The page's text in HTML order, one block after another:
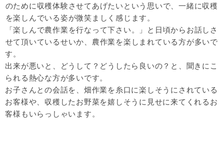
のために収穫体験させてあげたいという思いで、一緒に収穫
を楽しんでいる姿が微笑ましく感じます。
「楽しんで農作業を行なって下さい。」と日頃からお話しさ
せて頂いているせいか、農作業を楽しまれている方が多いで
す。
出来が悪いと、どうして？どうしたら良いの？と、聞きにこ
られる熱心な方が多いです。
お子さんとの会話を、畑作業を糸口に楽しそうにされている
お客様や、収穫したお野菜を嬉しそうに見せに来てくれるお
客様もいらっしゃいます。